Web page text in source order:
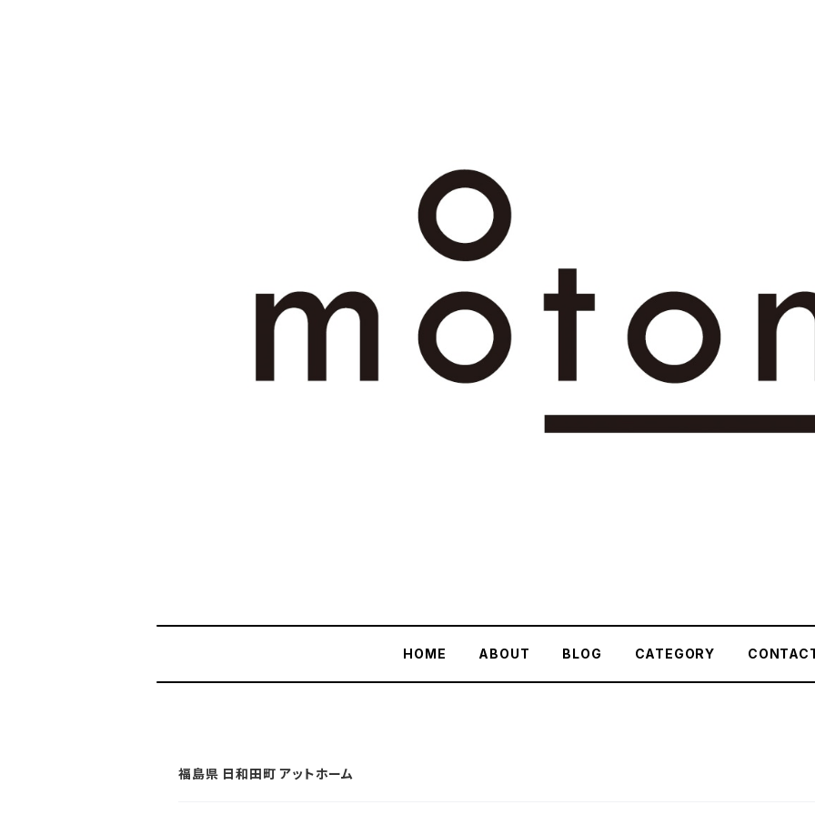
HOME ABOUT BLOG CATEGORY
福島県 日和田町 アットホーム